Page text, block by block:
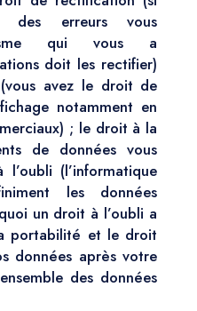
des erreurs vous
qui vous a
doit les rectifier)
avez le droit de
notamment en
; le droit à la
de données vous
(l’informatique
les données
un droit à l’oubli a
portabilité et le droit
données après votre
des données